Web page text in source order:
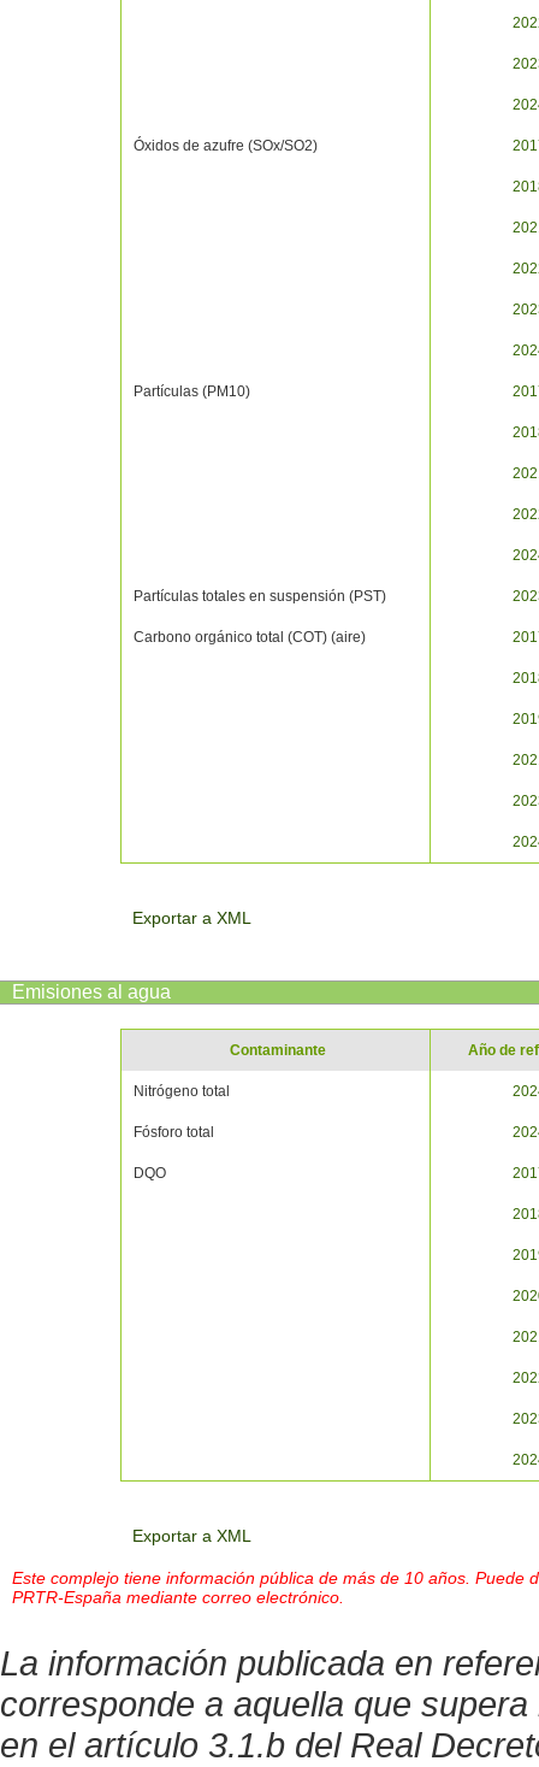
Óxidos de azufre (SOx/SO2)
Partículas (PM10)
Partículas totales en suspensión (PST)
Carbono orgánico total (COT) (aire)
Exportar a XML
Emisiones al agua
Contaminante Año de
Nitrógeno total
Fósforo total
DQO
Exportar a XML
Este complejo tiene información pública de más de 10 años.
PRTR-España mediante correo electrónico.
La información publicada en
corresponde a aquella que
en el artículo 3.1.b del Real